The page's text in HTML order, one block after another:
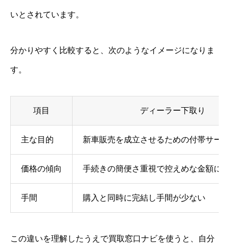
いとされています。
分かりやすく比較すると、次のようなイメージになりま
す。
項目 ディーラー下取り
主な目的 新車販売を成立させるための付帯サー
価格の傾向 手続きの簡便さ重視で控えめな金額に
手間 購入と同時に完結し手間が少ない
この違いを理解したうえで買取窓口ナビを使うと、自分